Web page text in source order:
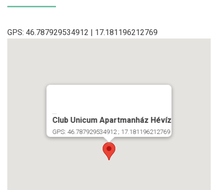
GPS: 46.787929534912 | 17.181196212769
...
Club Unicum Apartmanház Hévíz
GPS: 46.787929534912 ; 17.181196212769